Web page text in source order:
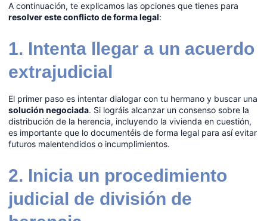
A continuación, te explicamos las opciones que tienes para
resolver este conflicto de forma legal:
1. Intenta llegar a un acuerdo
extrajudicial
El primer paso es intentar dialogar con tu hermano y buscar una
solución negociada. Si lográis alcanzar un consenso sobre la
distribución de la herencia, incluyendo la vivienda en cuestión,
es importante que lo documentéis de forma legal para así evitar
futuros malentendidos o incumplimientos.
2. Inicia un procedimiento
judicial de división de